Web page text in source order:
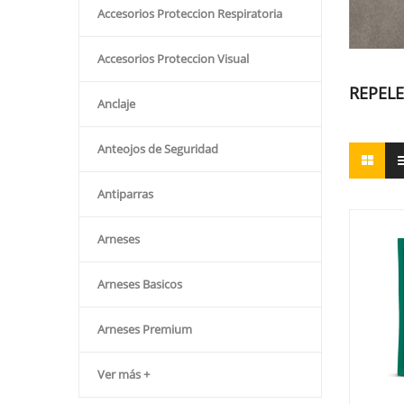
Accesorios Proteccion Respiratoria
Accesorios Proteccion Visual
Anclaje
Anteojos de Seguridad
Antiparras
Arneses
Arneses Basicos
Arneses Premium
Ver más +